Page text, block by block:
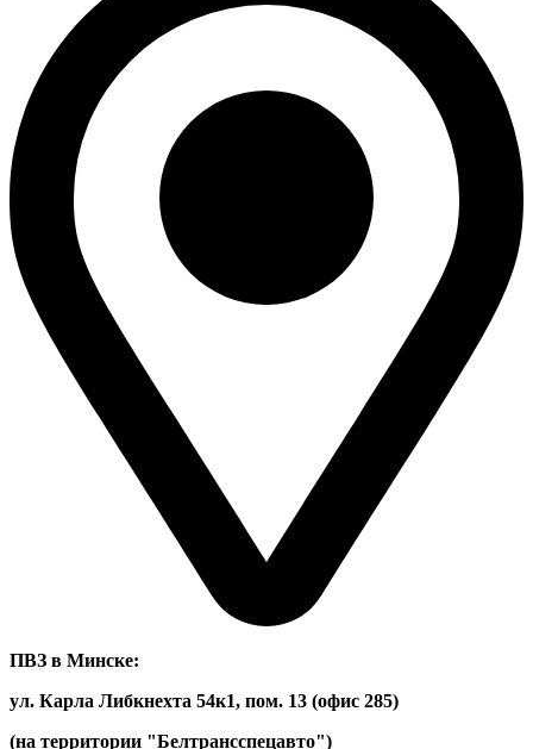
ПВЗ в Минске:
ул. Карла Либкнехта 54к1, пом. 13 (офис 285)
(на территории "Белтрансспецавто")